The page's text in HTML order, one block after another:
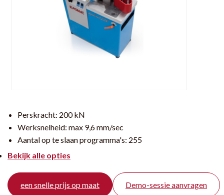
Perskracht: 200 kN
Werksnelheid: max 9,6 mm/sec
Aantal op te slaan programma's: 255
Bekijk alle opties
een snelle prijs op maat Demo-sessie aanvragen